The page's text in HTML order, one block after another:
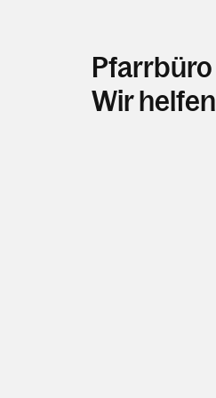
Pfarrbüro
Wir